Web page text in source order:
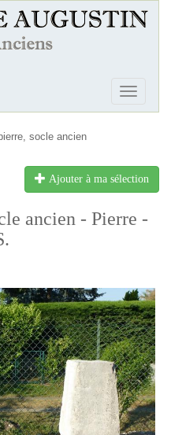
Ouvrir
socle ancien
Ajouter à ma sélection
ancien - Pierre -